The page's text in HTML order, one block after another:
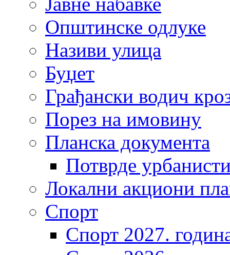
Општинске одлуке
Називи улица
Буџет
Грађански водич
Порез на имовину
Планска документа
Потврде
Локални акциони
Спорт
Спорт 2027.